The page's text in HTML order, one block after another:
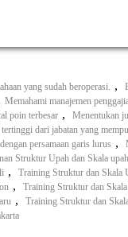
yang sudah beroperasi. ,
Memahami manajemen
poin terbesar , Menentukan
dari jabatan yang
persamaan garis lurus ,
Struktur Upah dan Skala
, Training Struktur dan Skala
, Training Struktur dan
, Training Struktur dan